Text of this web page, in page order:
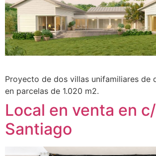
Proyecto de dos villas unifamiliares de
en parcelas de 1.020 m2.
Local en venta en c/
Santiago